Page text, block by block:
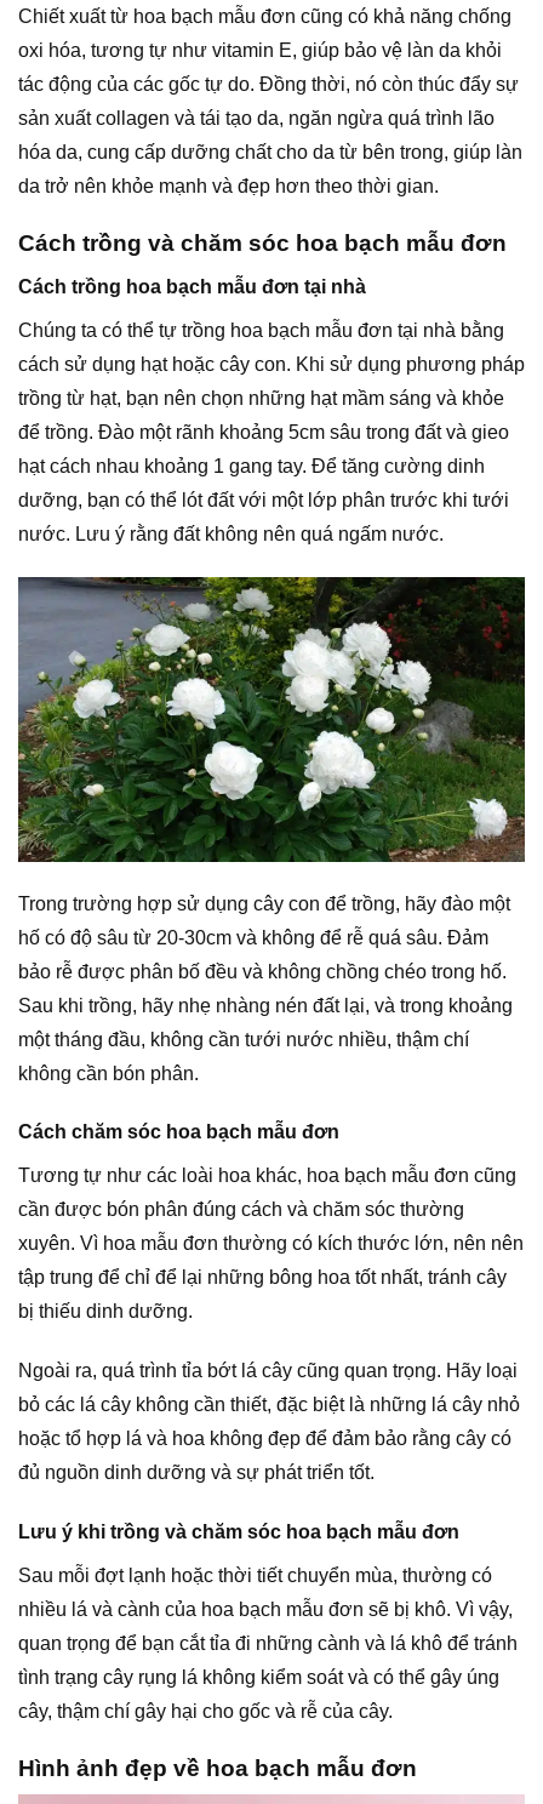
Chiết xuất từ hoa bạch mẫu đơn cũng có khả năng chống
oxi hóa, tương tự như vitamin E, giúp bảo vệ làn da khỏi
tác động của các gốc tự do. Đồng thời, nó còn thúc đẩy sự
sản xuất collagen và tái tạo da, ngăn ngừa quá trình lão
hóa da, cung cấp dưỡng chất cho da từ bên trong, giúp làn
da trở nên khỏe mạnh và đẹp hơn theo thời gian.
Cách trồng và chăm sóc hoa bạch mẫu đơn
Cách trồng hoa bạch mẫu đơn tại nhà
Chúng ta có thể tự trồng hoa bạch mẫu đơn tại nhà bằng
cách sử dụng hạt hoặc cây con. Khi sử dụng phương pháp
trồng từ hạt, bạn nên chọn những hạt mầm sáng và khỏe
để trồng. Đào một rãnh khoảng 5cm sâu trong đất và gieo
hạt cách nhau khoảng 1 gang tay. Để tăng cường dinh
dưỡng, bạn có thể lót đất với một lớp phân trước khi tưới
nước. Lưu ý rằng đất không nên quá ngấm nước.
Trong trường hợp sử dụng cây con để trồng, hãy đào một
hố có độ sâu từ 20-30cm và không để rễ quá sâu. Đảm
bảo rễ được phân bố đều và không chồng chéo trong hố.
Sau khi trồng, hãy nhẹ nhàng nén đất lại, và trong khoảng
một tháng đầu, không cần tưới nước nhiều, thậm chí
không cần bón phân.
Cách chăm sóc hoa bạch mẫu đơn
Tương tự như các loài hoa khác, hoa bạch mẫu đơn cũng
cần được bón phân đúng cách và chăm sóc thường
xuyên. Vì hoa mẫu đơn thường có kích thước lớn, nên nên
tập trung để chỉ để lại những bông hoa tốt nhất, tránh cây
bị thiếu dinh dưỡng.
Ngoài ra, quá trình tỉa bớt lá cây cũng quan trọng. Hãy loại
bỏ các lá cây không cần thiết, đặc biệt là những lá cây nhỏ
hoặc tổ hợp lá và hoa không đẹp để đảm bảo rằng cây có
đủ nguồn dinh dưỡng và sự phát triển tốt.
Lưu ý khi trồng và chăm sóc hoa bạch mẫu đơn
Sau mỗi đợt lạnh hoặc thời tiết chuyển mùa, thường có
nhiều lá và cành của hoa bạch mẫu đơn sẽ bị khô. Vì vậy,
quan trọng để bạn cắt tỉa đi những cành và lá khô để tránh
tình trạng cây rụng lá không kiểm soát và có thể gây úng
cây, thậm chí gây hại cho gốc và rễ của cây.
Hình ảnh đẹp về hoa bạch mẫu đơn